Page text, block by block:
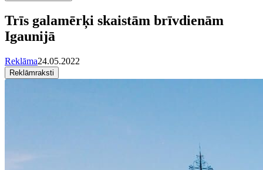
Trīs galamērķi skaistām brīvdienām
Igaunijā
Reklāma24.05.2022
Reklāmraksti